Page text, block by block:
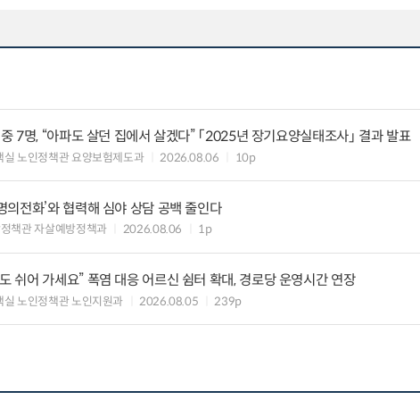
7명, “아파도 살던 집에서 살겠다” 「2025년 장기요양실태조사」 결과 발표
노인정책관 요양보험제도과 2026.08.06 10p
의전화’와 협력해 심야 상담 공백 줄인다
책관 자살예방정책과 2026.08.06 1p
쉬어 가세요” 폭염 대응 어르신 쉼터 확대, 경로당 운영시간 연장
노인정책관 노인지원과 2026.08.05 239p